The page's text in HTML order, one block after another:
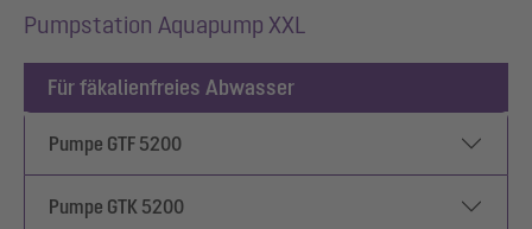
Pumpstation Aquapump XXL
Für fäkalienfreies Abwasser
Pumpe GTF 5200
Pumpe GTK 5200